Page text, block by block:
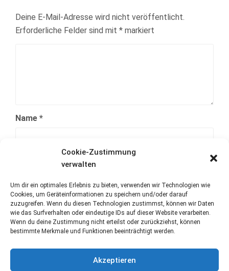
Cookie-Zustimmung
verwalten
Um dir ein optimales Erlebnis zu bieten, verwenden wir Technologien wie
Cookies, um Geräteinformationen zu speichern und/oder darauf
zuzugreifen. Wenn du diesen Technologien zustimmst, können wir Daten
wie das Surfverhalten oder eindeutige IDs auf dieser Website verarbeiten.
Wenn du deine Zustimmung nicht erteilst oder zurückziehst, können
bestimmte Merkmale und Funktionen beeinträchtigt werden.
Akzeptieren
Deine E-Mail-Adresse wird nicht veröffentlicht.
Erforderliche Felder sind mit * markiert
Name *
E-Mail-Adresse*
Website